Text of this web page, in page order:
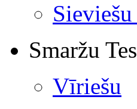
Smaržu
Vīriešu